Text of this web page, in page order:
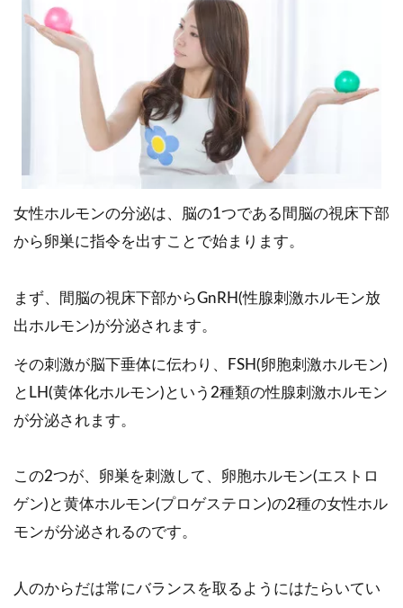
女性ホルモンの分泌は、脳の1つである間脳の視床下部
から卵巣に指令を出すことで始まります。
まず、間脳の視床下部からGnRH(性腺刺激ホルモン放
出ホルモン)が分泌されます。
その刺激が脳下垂体に伝わり、FSH(卵胞刺激ホルモン)
とLH(黄体化ホルモン)という2種類の性腺刺激ホルモン
が分泌されます。
この2つが、卵巣を刺激して、卵胞ホルモン(エストロ
ゲン)と黄体ホルモン(プロゲステロン)の2種の女性ホル
モンが分泌されるのです。
人のからだは常にバランスを取るようにはたらいてい